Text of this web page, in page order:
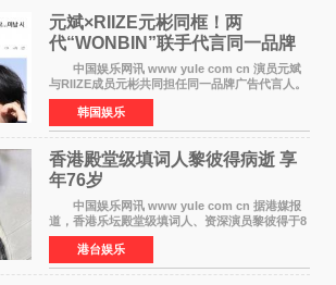
元斌×RIIZE元彬同框！两
代“WONBIN”联手代言同一品牌
颜值天花板合体
中国娱乐网讯 www yule com cn 演员元斌
与RIIZE成员元彬共同担任同一品牌广告代言人。
6日据独家报道，继演员元斌之后，RIIZE元彬最
近也被选为某在线中介平台A公司的共同广告代言
人，两人将作
韩国娱乐
香港殿堂级填词人黎彼得病逝 享
年76岁​
中国娱乐网讯 www yule com cn 据港媒报
道，香港乐坛殿堂级填词人、资深演员黎彼得于8
月5日上午因病离世，终年76岁。好友钟志光透
露，黎彼得今年3月中风后便卧床休养，身体机能
持续衰退，最
港台娱乐